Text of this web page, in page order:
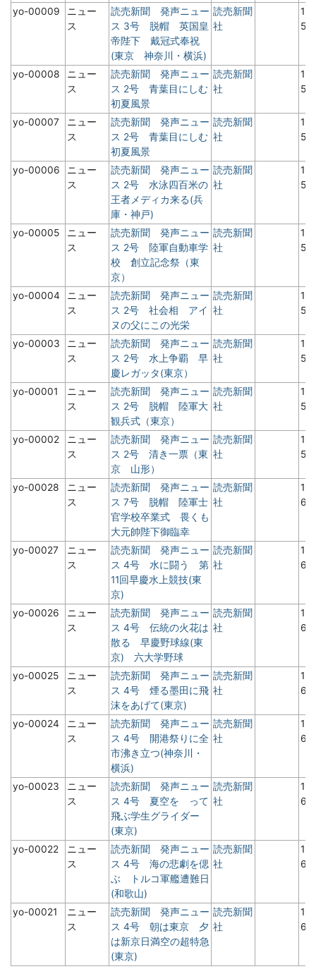
yo-00009
ニュー
ス
読売新聞 発声ニュー
ス 3号 脱帽 英国皇
帝陛下 戴冠式奉祝
(東京 神奈川・横浜)
読売新聞
社
5
yo-00008
ニュー
ス
読売新聞 発声ニュー
ス 2号 青葉目にしむ
初夏風景
読売新聞
社
5
yo-00007
ニュー
ス
読売新聞 発声ニュー
ス 2号 青葉目にしむ
初夏風景
読売新聞
社
5
yo-00006
ニュー
ス
読売新聞 発声ニュー
ス 2号 水泳四百米の
王者メディカ来る(兵
庫・神戸)
読売新聞
社
5
yo-00005
ニュー
ス
読売新聞 発声ニュー
ス 2号 陸軍自動車学
校 創立記念祭（東
京）
読売新聞
社
5
yo-00004
ニュー
ス
読売新聞 発声ニュー
ス 2号 社会相 アイ
ヌの父にこの光栄
読売新聞
社
5
yo-00003
ニュー
ス
読売新聞 発声ニュー
ス 2号 水上争覇 早
慶レガッタ(東京）
読売新聞
社
5
yo-00001
ニュー
ス
読売新聞 発声ニュー
ス 2号 脱帽 陸軍大
観兵式（東京）
読売新聞
社
5
yo-00002
ニュー
ス
読売新聞 発声ニュー
ス 2号 清き一票（東
京 山形）
読売新聞
社
5
yo-00028
ニュー
ス
読売新聞 発声ニュー
ス 7号 脱帽 陸軍士
官学校卒業式 畏くも
大元帥陛下御臨幸
読売新聞
社
6
yo-00027
ニュー
ス
読売新聞 発声ニュー
ス 4号 水に闘う 第
11回早慶水上競技(東
京)
読売新聞
社
6
yo-00026
ニュー
ス
読売新聞 発声ニュー
ス 4号 伝統の火花は
散る 早慶野球線(東
京) 六大学野球
読売新聞
社
6
yo-00025
ニュー
ス
読売新聞 発声ニュー
ス 4号 煙る墨田に飛
沫をあげて(東京)
読売新聞
社
6
yo-00024
ニュー
ス
読売新聞 発声ニュー
ス 4号 開港祭りに全
市沸き立つ(神奈川・
横浜)
読売新聞
社
6
yo-00023
ニュー
ス
読売新聞 発声ニュー
ス 4号 夏空を って
飛ぶ学生グライダー
(東京)
読売新聞
社
6
yo-00022
ニュー
ス
読売新聞 発声ニュー
ス 4号 海の悲劇を偲
ぶ トルコ軍艦遭難日
(和歌山)
読売新聞
社
6
yo-00021
ニュー
ス
読売新聞 発声ニュー
ス 4号 朝は東京 夕
は新京日満空の超特急
(東京)
読売新聞
社
6